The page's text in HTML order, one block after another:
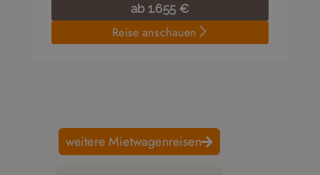
ab 1.655€
Reise anschauen
weitere Mietwagenreisen